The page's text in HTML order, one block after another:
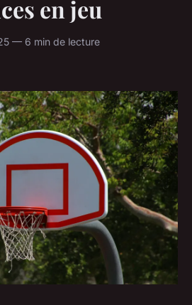
en jeu
— 6 min de lecture